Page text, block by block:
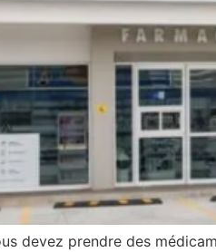
devez prendre des